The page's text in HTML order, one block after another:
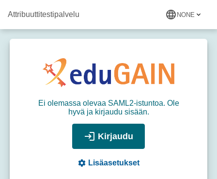
Attribuuttitestipalvelu language NONE
Ei olemassa olevaa SAML2-istuntoa. Ole
hyvä ja kirjaudu sisään.
login Kirjaudu
settings Lisäasetukset